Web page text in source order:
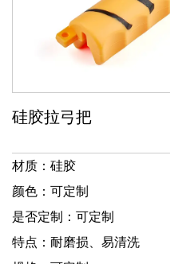
硅胶拉弓把
材质：硅胶
颜色：可定制
是否定制：可定制
特点：耐磨损、易清洗